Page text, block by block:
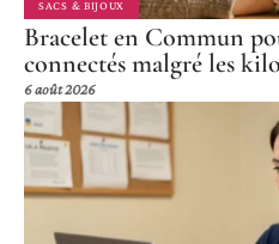
SACS & BIJOUX
Bracelet en Commun
connectés malgré les
6 août 2026